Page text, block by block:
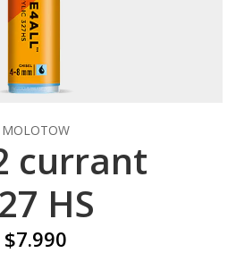
MOLOTOW
currant
HS
$7.990